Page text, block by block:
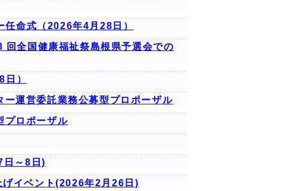
命式（2026年4月28日）
全国健康福祉祭島根県予選会での
）
運営委託業務公募型プロポーザル
プロポーザル
～8日)
イベント(2026年2月26日)